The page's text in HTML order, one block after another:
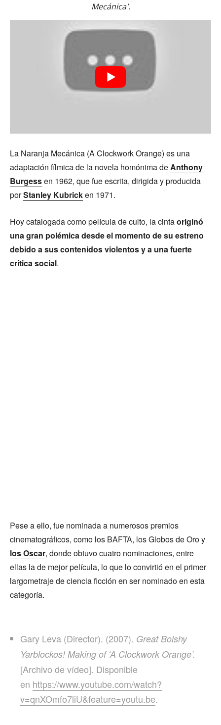
Mecánica'.
La Naranja Mecánica (A Clockwork Orange) es una
adaptación fílmica de la novela homónima deAnthony
Burgessen 1962, que fue escrita, dirigida y producida
porStanley Kubricken 1971.
Hoy catalogada como película de culto, la cintaoriginó
una gran polémica desde el momento de su estreno
debido a sus contenidos violentos y a una fuerte
crítica social.
Pese a ello, fue nominada a numerosos premios
cinematográficos, como los BAFTA, los Globos de Oro y
los Oscar, donde obtuvo cuatro nominaciones, entre
ellas la de mejor película, ​ lo que lo convirtió en el primer
largometraje de ciencia ficción en ser nominado en esta
categoría.
Gary Leva (Director). (2007). Great Bolshy
Yarblockos! Making of ‘A Clockwork Orange’.
[Archivo de vídeo]. Disponible
en https://www.youtube.com/watch?
v=qnXOmfo7liU&feature=youtu.be.